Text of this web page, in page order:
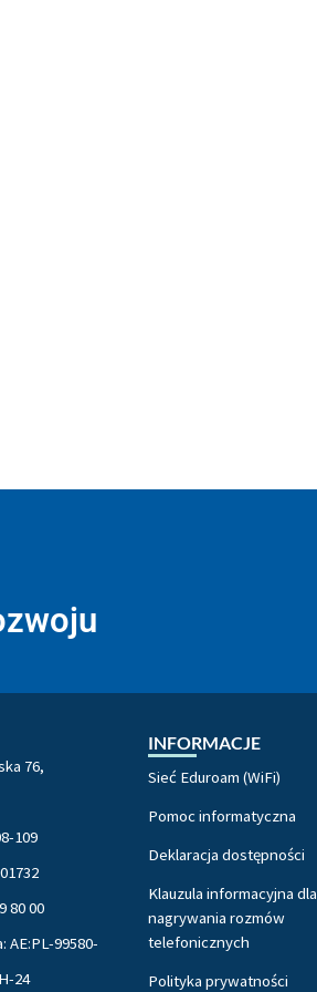
76,
109
80 00
AE:PL-99580-
24
INFORMACJE
Sieć Eduroam (WiFi)
Pomoc informatyczna
Deklaracja dostępności
Klauzula informacyjna dla
nagrywania rozmów
telefonicznych
Polityka prywatności